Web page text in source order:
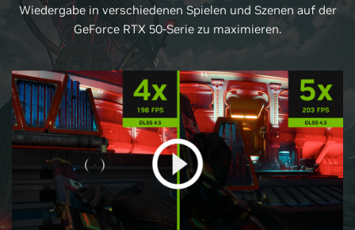
Wiedergabe in verschiedenen Spielen und Szenen auf der
GeForce RTX 50-Serie zu maximieren.